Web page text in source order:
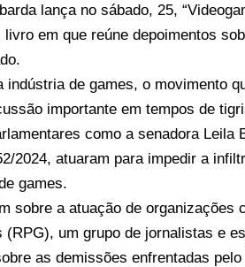
lança no sábado, 25,
em que reúne depoimentos
indústria de games, o movimento
importante em tempos de
como a senadora Leila
2024, atuaram para impedir a
games.
sobre a atuação de organizações
(RPG), um grupo de jornalistas e
as demissões enfrentadas